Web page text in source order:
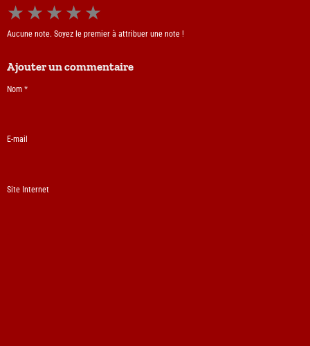
★ ★ ★ ★ ★
Aucune note. Soyez le premier à attribuer une note !
Ajouter un commentaire
Nom
E-mail
Site Internet